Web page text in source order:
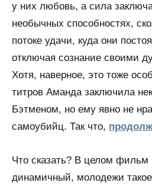
у них любовь, а сила
необычных способностях,
потоке удачи, куда они
отключая сознание своими
Хотя, наверное, это тоже
титров Аманда заключила
Бэтменом, но ему явно не
самоубийц. Так что,
Что сказать? В целом фильм
динамичный, молодежи